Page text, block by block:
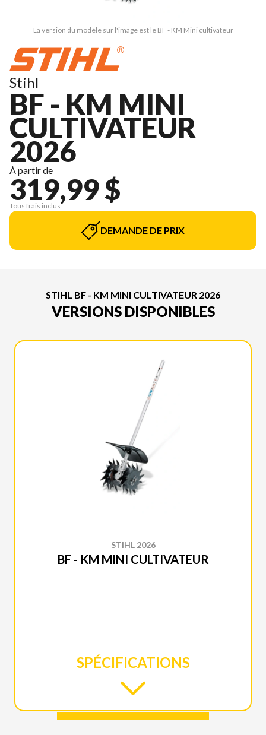
La version du modèle sur l'image est le BF - KM Mini cultivateur
Stihl
BF - KM MINI
CULTIVATEUR
2026
À partir de
319,99 $
Tous frais inclus
DEMANDE DE PRIX
STIHL BF - KM MINI CULTIVATEUR 2026
VERSIONS DISPONIBLES
STIHL 2026
BF - KM MINI CULTIVATEUR
SPÉCIFICATIONS